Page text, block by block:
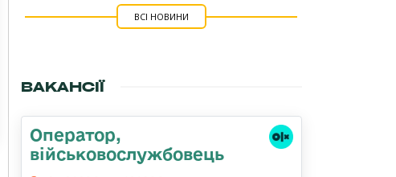
ВСІ НОВИНИ
ВАКАНСІЇ
Оператор,
військовослужбовець